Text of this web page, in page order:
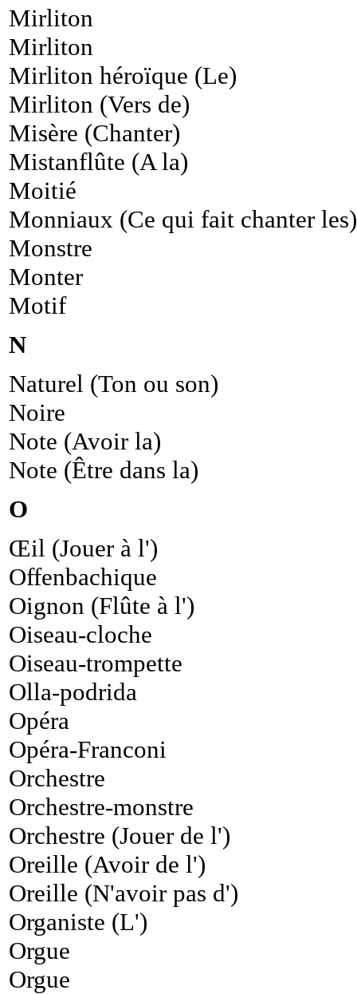
Mirliton
Mirliton
Mirliton héroïque (Le)
Mirliton (Vers de)
Misère (Chanter)
Mistanflûte (A la)
Moitié
Monniaux (Ce qui fait chanter les)
Monstre
Monter
Motif
N
Naturel (Ton ou son)
Noire
Note (Avoir la)
Note (Être dans la)
O
Œil (Jouer à l')
Offenbachique
Oignon (Flûte à l')
Oiseau-cloche
Oiseau-trompette
Olla-podrida
Opéra
Opéra-Franconi
Orchestre
Orchestre-monstre
Orchestre (Jouer de l')
Oreille (Avoir de l')
Oreille (N'avoir pas d')
Organiste (L')
Orgue
Orgue